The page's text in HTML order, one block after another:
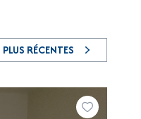
PLUS RÉCENTES